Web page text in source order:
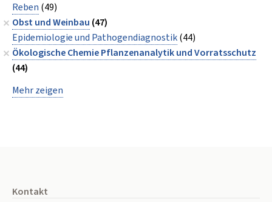
Reben (49)
Obst und Weinbau (47)
Epidemiologie und Pathogendiagnostik(44)
Ökologische Chemie Pflanzenanalytik und Vorratsschutz
(44)
Mehr zeigen
Kontakt